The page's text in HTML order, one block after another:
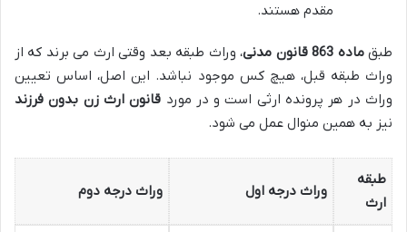
مقدم هستند.
طبقماده 863 قانون مدنی
، وراث طبقه بعد وقتی ارث می برند که از
وراث طبقه قبل، هیچ کس موجود نباشد. این اصل، اساس تعیین
وراث در هر پرونده ارثی است و در مورد قانون ارث زن بدون فرزند
نیز به همین منوال عمل می شود.
طبقه
ارث
وراث درجه اول وراث درجه دوم